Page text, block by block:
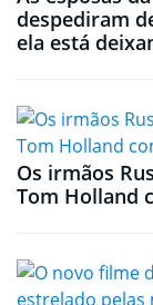
despediram
ela está
Os irmãos
Tom Holland